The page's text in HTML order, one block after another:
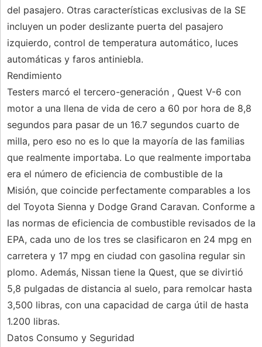
del pasajero. Otras características exclusivas de la SE
incluyen un poder deslizante puerta del pasajero
izquierdo, control de temperatura automático, luces
automáticas y faros antiniebla.
Rendimiento
Testers marcó el tercero-generación , Quest V-6 con
motor a una llena de vida de cero a 60 por hora de 8,8
segundos para pasar de un 16.7 segundos cuarto de
milla, pero eso no es lo que la mayoría de las familias
que realmente importaba. Lo que realmente importaba
era el número de eficiencia de combustible de la
Misión, que coincide perfectamente comparables a los
del Toyota Sienna y Dodge Grand Caravan. Conforme a
las normas de eficiencia de combustible revisados ​​de la
EPA, cada uno de los tres se clasificaron en 24 mpg en
carretera y 17 mpg en ciudad con gasolina regular sin
plomo. Además, Nissan tiene la Quest, que se divirtió
5,8 pulgadas de distancia al suelo, para remolcar hasta
3,500 libras, con una capacidad de carga útil de hasta
1.200 libras.
Datos Consumo y Seguridad